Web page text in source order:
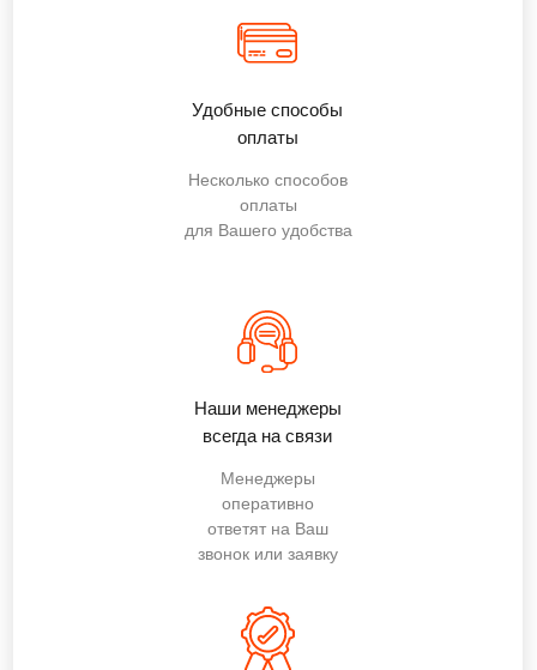
Удобные способы
оплаты
Наши менеджеры
всегда на связи
Несколько способов
оплаты
для Вашего удобства
Менеджеры
оперативно
ответят на Ваш
звонок или заявку